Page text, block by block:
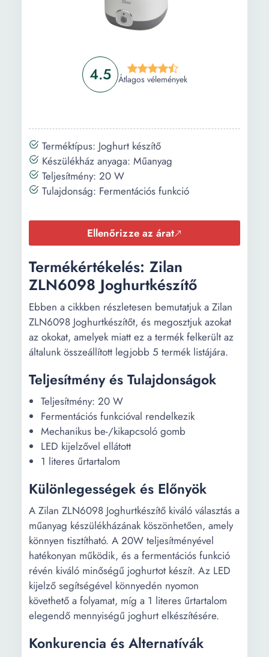
4.5 Átlagos vélemények
Terméktípus: Joghurt készítő
Készülékház anyaga: Műanyag
Teljesítmény: 20 W
Tulajdonság: Fermentációs funkció
Ellenőrizze az árat
Termékértékelés: Zilan
ZLN6098 Joghurtkészítő
Ebben a cikkben részletesen bemutatjuk a Zilan
ZLN6098 Joghurtkészítőt, és megosztjuk azokat
az okokat, amelyek miatt ez a termék felkerült az
általunk összeállított legjobb 5 termék listájára.
Teljesítmény és Tulajdonságok
Teljesítmény: 20 W
Fermentációs funkcióval rendelkezik
Mechanikus be-/kikapcsoló gomb
LED kijelzővel ellátott
1 literes űrtartalom
Különlegességek és Előnyök
A Zilan ZLN6098 Joghurtkészítő kiváló választás a
műanyag készülékházának köszönhetően, amely
könnyen tisztítható. A 20W teljesítményével
hatékonyan működik, és a fermentációs funkció
révén kiváló minőségű joghurtot készít. Az LED
kijelző segítségével könnyedén nyomon
követhető a folyamat, míg a 1 literes űrtartalom
elegendő mennyiségű joghurt elkészítésére.
Konkurencia és Alternatívák